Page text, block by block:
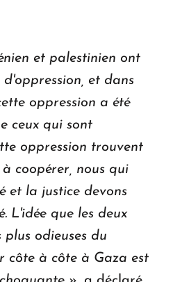
et palestinien ont
et dans
oppression a été
ceux qui sont
oppression trouvent
coopérer, nous qui
et la justice devons
L'idée que les deux
odieuses du
côte à côte à Gaza est